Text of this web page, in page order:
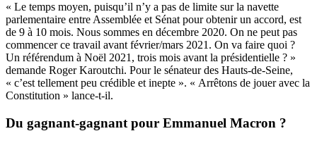
« Le temps moyen, puisqu’il n’y a pas de limite sur la navette
parlementaire entre Assemblée et Sénat pour obtenir un accord, est
de 9 à 10 mois. Nous sommes en décembre 2020. On ne peut pas
commencer ce travail avant février/mars 2021. On va faire quoi ?
Un référendum à Noël 2021, trois mois avant la présidentielle ? »
demande Roger Karoutchi. Pour le sénateur des Hauts-de-Seine,
« c’est tellement peu crédible et inepte ». « Arrêtons de jouer avec la
Constitution » lance-t-il.
Du gagnant-gagnant pour Emmanuel Macron ?